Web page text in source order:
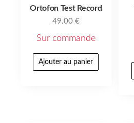
Ortofon Test Record
49.00 €
Sur commande
Ajouter au panier